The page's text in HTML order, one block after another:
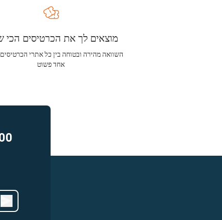
מוצאים לך את הכרטיסים הכי
השוואה מהירה ובטוחה בין כל אתרי
אחד פשוט